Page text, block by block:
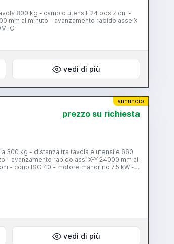
800 kg - cambio utensili 24 posizioni -
mm al minuto - avanzamento rapido asse X
C
vedi di più
annuncio
prezzo su richiesta
300 kg - distanza tra tavola e utensile 660
- avanzamento rapido assi X-Y 24000 mm al
- cono ISO 40 - motore mandrino 7.5 kW -
vedi di più